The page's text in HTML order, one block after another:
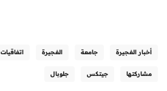
أخبار الفجيرة جامعة الفجيرة اتفاقيات
مشاركتها جيتكس جلوبال